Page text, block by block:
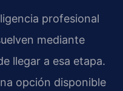
profesional
mediante
llegar a esa etapa.
opción disponible